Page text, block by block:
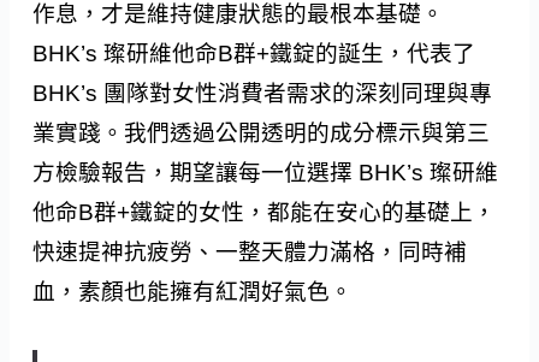
作息，才是維持健康狀態的最根本基礎。
BHK’s 璨研維他命B群+鐵錠的誕生，代表了
BHK’s 團隊對女性消費者需求的深刻同理與專
業實踐。我們透過公開透明的成分標示與第三
方檢驗報告，期望讓每一位選擇 BHK’s 璨研維
他命B群+鐵錠的女性，都能在安心的基礎上，
快速提神抗疲勞、一整天體力滿格，同時補
血，素顏也能擁有紅潤好氣色。